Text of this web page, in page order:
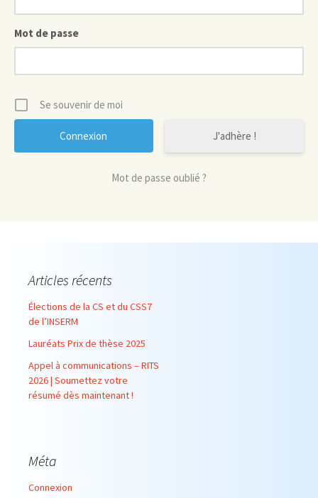
Mot de passe
Se souvenir de moi
J'adhère !
Mot de passe oublié ?
Articles récents
Élections de la CS et du CSS7
de l’INSERM
Lauréats Prix de thèse 2025
Appel à communications – RITS
2026 | Soumettez votre
résumé dès maintenant !
Méta
Connexion